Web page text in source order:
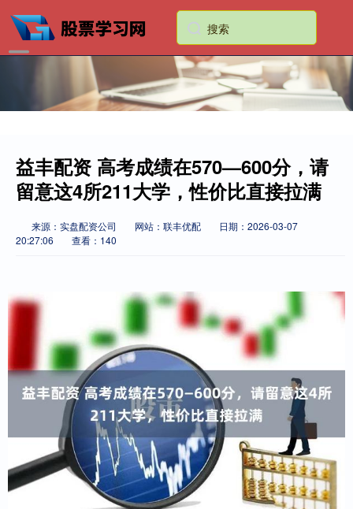
益丰配资 高考成绩在570—600分，请
留意这4所211大学，性价比直接拉满
来源：实盘配资公司 网站：联丰优配
日期：2026-03-07
20:27:06
查看：140